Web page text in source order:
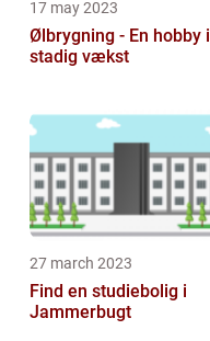
17 may 2023
Ølbrygning - En hobby i
stadig vækst
27 march 2023
Find en studiebolig i
Jammerbugt